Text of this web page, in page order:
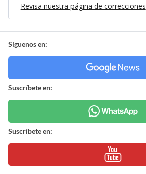
Revisa nuestra página de correcciones
Síguenos en:
Suscríbete en:
Suscríbete en: